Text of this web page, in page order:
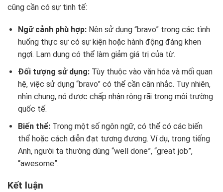
cũng cần có sự tinh tế:
Ngữ cảnh phù hợp:Nên sử dụng “bravo” trong các tình
huống thực sự có sự kiện hoặc hành động đáng khen
ngợi. Lạm dụng có thể làm giảm giá trị của từ.
Đối tượng sử dụng:Tùy thuộc vào văn hóa và mối quan
hệ, việc sử dụng “bravo” có thể cần cân nhắc. Tuy nhiên,
nhìn chung, nó được chấp nhận rộng rãi trong môi trường
quốc tế.
Biến thể:Trong một số ngôn ngữ, có thể có các biến
thể hoặc cách diễn đạt tương đương. Ví dụ, trong tiếng
Anh, người ta thường dùng “well done”, “great job”,
“awesome”.
Kết luận